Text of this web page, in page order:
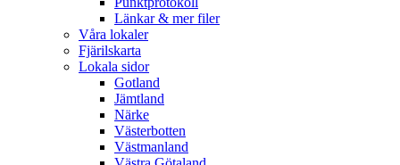
Länkar & mer filer
Våra lokaler
Fjärilskarta
Lokala sidor
Gotland
Jämtland
Närke
Västerbotten
Västmanland